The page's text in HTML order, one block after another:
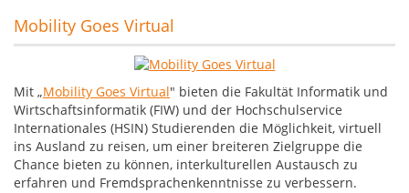
Mobility Goes Virtual
Mit „Mobility Goes Virtual" bieten die Fakultät Informatik und
Wirtschaftsinformatik (FIW) und der Hochschulservice
Internationales (HSIN) Studierenden die Möglichkeit, virtuell
ins Ausland zu reisen, um einer breiteren Zielgruppe die
Chance bieten zu können, interkulturellen Austausch zu
erfahren und Fremdsprachenkenntnisse zu verbessern.